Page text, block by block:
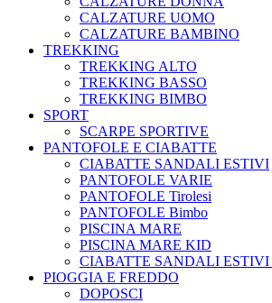
CALZATURE UOMO
CALZATURE BAMBINO
TREKKING
TREKKING ALTO
TREKKING BASSO
TREKKING BIMBO
SPORT
SCARPE SPORTIVE
PANTOFOLE E CIABATTE
CIABATTE SANDALI ESTIVI
PANTOFOLE VARIE
PANTOFOLE Tirolesi
PANTOFOLE Bimbo
PISCINA MARE
PISCINA MARE KID
CIABATTE SANDALI ESTIVI
PIOGGIA E FREDDO
DOPOSCI